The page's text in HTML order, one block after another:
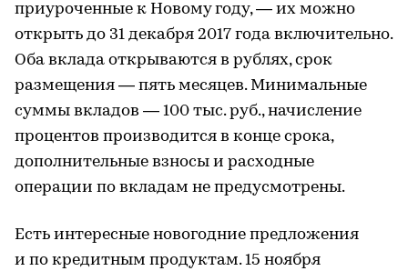
приуроченные к Новому году, — их можно
открыть до 31 декабря 2017 года включительно.
Оба вклада открываются в рублях, срок
размещения — пять месяцев. Минимальные
суммы вкладов — 100 тыс. руб., начисление
процентов производится в конце срока,
дополнительные взносы и расходные
операции по вкладам не предусмотрены.
Есть интересные новогодние предложения
и по кредитным продуктам. 15 ноября